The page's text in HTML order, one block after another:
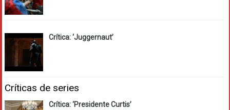
Crítica: ‘Juggernaut’
Críticas de series
Crítica: ‘Presidente Curtis’